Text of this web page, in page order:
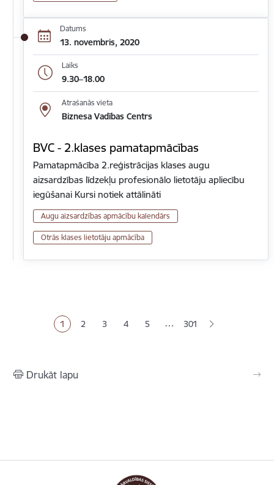
Datums
13. novembris, 2020
Laiks
9.30–18.00
Atrašanās vieta
Biznesa Vadības Centrs
BVC - 2.klases pamatapmācības
Pamatapmācība 2.reģistrācijas klases augu
aizsardzības līdzekļu profesionālo lietotāju apliecību
iegūšanai Kursi notiek attālināti
Augu aizsardzības apmācību kalendārs
Otrās klases lietotāju apmācība
Pašreizējā lapa
1 Lapa
2 Lapa
3 Lapa
4 Lapa
5 … 301
Drukāt lapu